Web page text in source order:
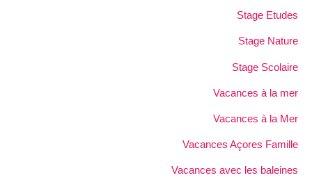
Stage Etudes
Stage Nature
Stage Scolaire
Vacances à la mer
Vacances à la Mer
Vacances Açores Famille
Vacances avec les baleines